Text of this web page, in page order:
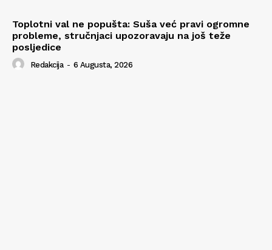
Toplotni val ne popušta: Suša već pravi ogromne
probleme, stručnjaci upozoravaju na još teže
posljedice
Redakcija - 6 Augusta, 2026